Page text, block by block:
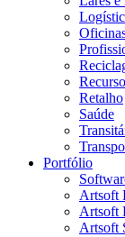
Retalho
Saúde
Portfólio
Artsoft
Artsoft
Artsoft